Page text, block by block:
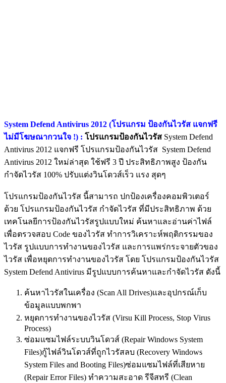
System Defend Antivirus 2012 (โปรแกรม ป้องกันไวรัส แจกฟรี
ไม่มีโฆษณากวนใจ !) : โปรแกรมป้องกันไวรัส System Defend
Antivirus 2012 แจกฟรี โปรแกรมป้องกันไวรัส System Defend
Antivirus 2012 ใหม่ล่าสุด ใช้ฟรี 3 ปี ประสิทธิภาพสูง ป้องกัน
กำจัดไวรัส 100% ปรับแต่งวินโดวส์เร็ว แรง สุดๆ
โปรแกรมป้องกันไวรัส นี้สามารถ ปกป้องเครื่องคอมพิวเตอร์
ด้วย โปรแกรมป้องกันไวรัส กำจัดไวรัส ที่มีประสิทธิภาพ ด้วย
เทคโนลยีการป้องกันไวรัสรูปแบบใหม่ ค้นหาและอ่านค่าไฟล์
เพื่อตรวจสอบ Code ของไวรัส ทำการวิเคราะห์พฤติกรรมของ
ไวรัส รูปแบบการทำงานของไวรัส และการแพร่กระจายตัวของ
ไวรัส เพื่อหยุดการทำงานของไวรัส โดย โปรแกรมป้องกันไวรัส
System Defend Antivirus มีรูปแบบการค้นหาและกำจัดไวรัส ดังนี้
ค้นหาไวรัสในเครื่อง (Scan All Drives)และอุปกรณ์เก็บ
ข้อมูลแบบพกพา
หยุดการทำงานของไวรัส (Virsu Kill Process, Stop Virus
Process)
ซ่อมแซมไฟล์ระบบวินโดวส์ (Repair Windows System
Files)กู้ไฟล์วินโดวส์ที่ถูกไวรัสลบ (Recovery Windows
System Files and Booting Files)ซ่อมแซมไฟล์ที่เสียหาย
(Repair Error Files) ทำความสะอาด รีจีสทรี (Clean